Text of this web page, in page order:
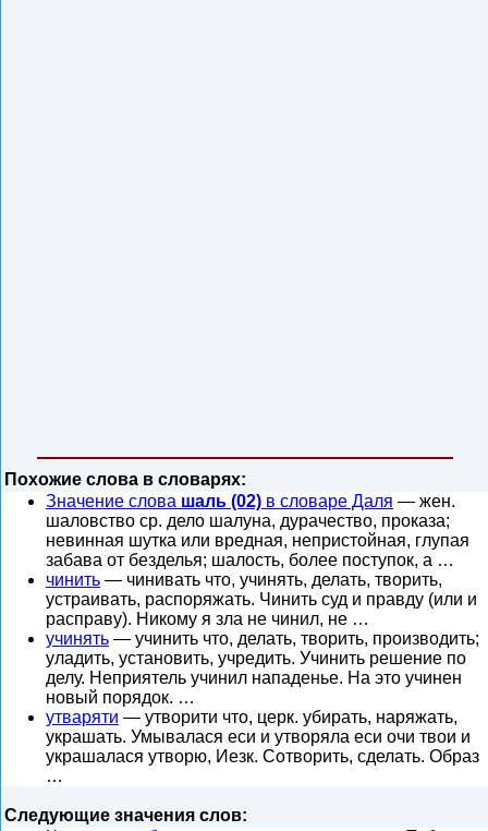
Похожие слова в словарях:
Значение слова шаль (02) в словаре Даля — жен.
шаловство ср. дело шалуна, дурачество, проказа;
невинная шутка или вредная, непристойная, глупая
забава от безделья; шалость, более поступок, а …
чинить — чинивать что, учинять, делать, творить,
устраивать, распоряжать. Чинить суд и правду (или и
расправу). Никому я зла не чинил, не …
учинять — учинить что, делать, творить, производить;
уладить, установить, учредить. Учинить решение по
делу. Неприятель учинил нападенье. На это учинен
новый порядок. …
утваряти — утворити что, церк. убирать, наряжать,
украшать. Умывалася еси и утворяла еси очи твои и
украшалася утворю, Иезк. Сотворить, сделать. Образ
…
Следующие значения слов: